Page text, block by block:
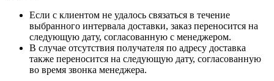
Если с клиентом не удалось связаться в течение
выбранного интервала доставки, заказ переносится на
следующую дату, согласованную с менеджером.
В случае отсутствия получателя по адресу доставка
также переносится на следующую дату, согласованную
во время звонка менеджера.